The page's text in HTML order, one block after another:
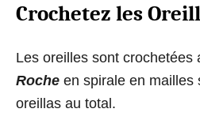
Crochetez les
Les oreilles sont crochetées
Roche en spirale en mailles
oreillas au total.